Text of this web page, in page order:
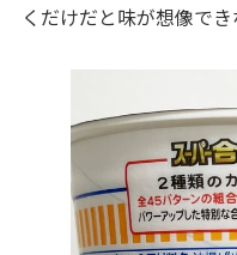
くだけだと味が想像でき